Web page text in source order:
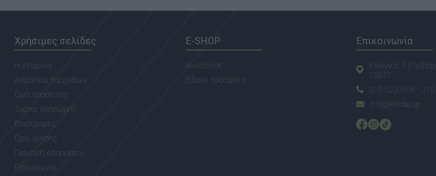
Χρήσιμες σελίδες
Η εταιρεία
Ασφάλεια παιχνιδιών
Όροι αποστολής
Τρόποι πληρωμής
Επιστροφές
Όροι χρήσης
Πολιτική Απορρήτου
Επικοινωνία
E-SHOP
Αναζήτηση
Είδατε πρόσφατα
Επικοινωνία
Κάνιγγος 5
10677
210-5237595 -
info@kleidas.gr